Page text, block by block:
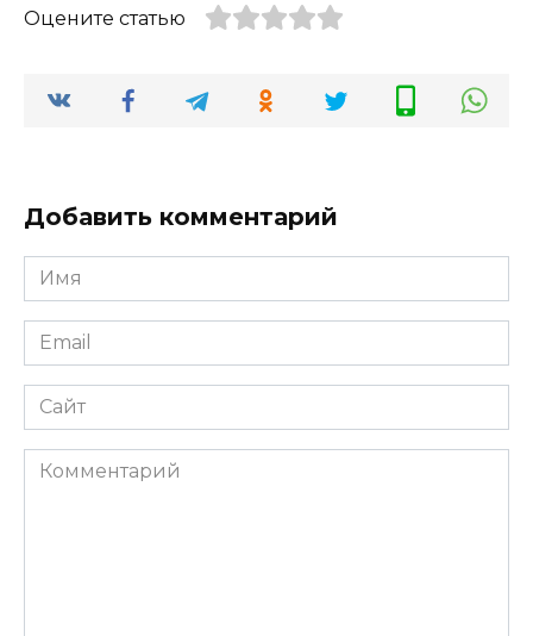
Оцените статью
Добавить комментарий
Имя
*
Email
*
Сайт
Комментарий